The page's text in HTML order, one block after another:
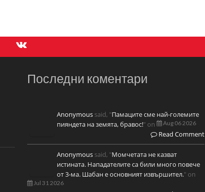
Последни коментари
Anonymous said, "Памаците сме най-големите
пияндета на земята, бравос!" on Aug 06 2026
Read Comment
Anonymous said, "Момчетата не казват
истината. Нападателите са били много повече
от 3-ма. Шабан е основният извършител." on
Jul 31 2026